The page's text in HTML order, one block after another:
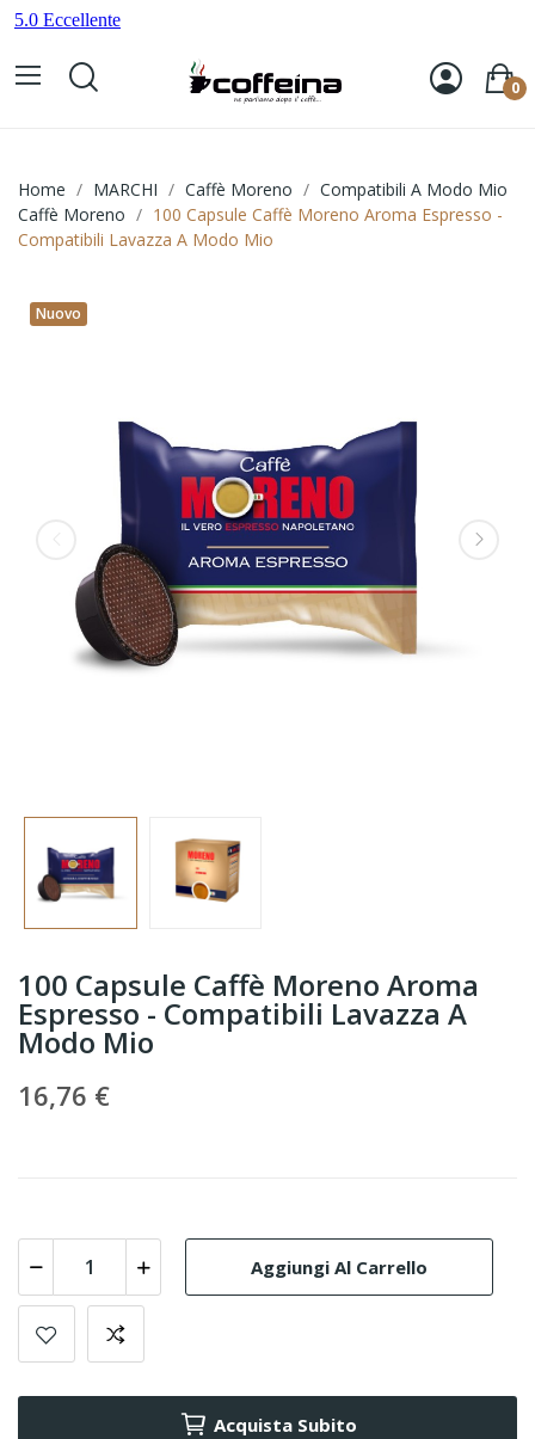
0
Home MARCHI Caffè Moreno
Compatibili A Modo Mio
Caffè Moreno
100 Capsule Caffè Moreno Aroma Espresso -
Compatibili Lavazza A Modo Mio
Nuovo
100 Capsule Caffè Moreno Aroma
Espresso - Compatibili Lavazza A
Modo Mio
16,76 €
Aggiungi Al Carrello
Acquista Subito